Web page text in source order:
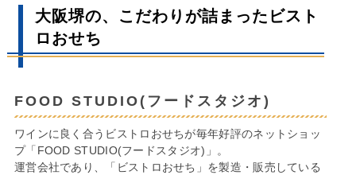
大阪堺の、こだわりが詰まったビスト
ロおせち
FOOD STUDIO(フードスタジオ)
ワインに良く合うビストロおせちが毎年好評のネットショッ
プ「FOOD STUDIO(フードスタジオ)」。
運営会社であり、「ビストロおせち」を製造・販売している